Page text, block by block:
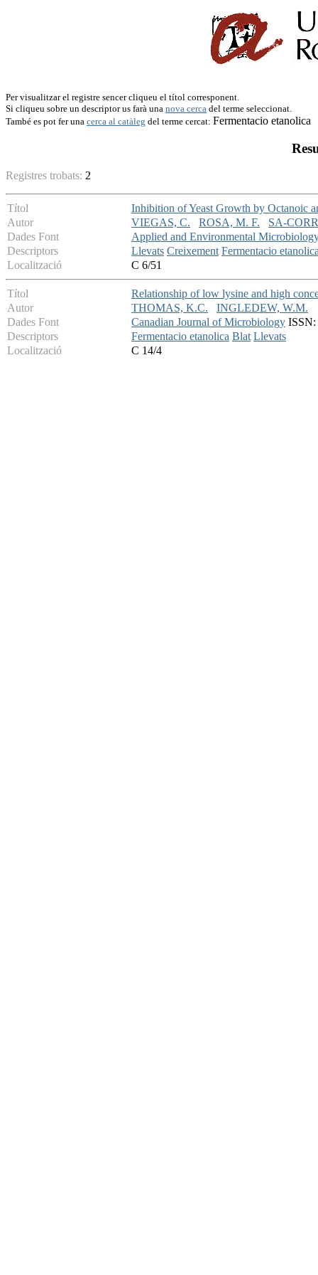
Per visualitzar el registre sencer cliqueu el títol corresponent.
Si cliqueu sobre un descriptor us farà una nova cerca del terme seleccionat.
També es pot fer una cerca al catàleg del terme cercat: Fermentacio etanolica
Registres trobats: 2
Títol
Inhibition of Yeast Growth by Octanoic
Autor
VIEGAS, C. ROSA, M. F.
SA-
Dades Font
Applied and Environmental
Descriptors
Llevats Creixement Fermentacio
Localització
C 6/51
Títol
Relationship of low lysine and high
Autor
THOMAS, K.C.
INGLEDEW, W.M.
Dades Font
Canadian Journal of Microbiology ISSN:
Descriptors
Fermentacio etanolica Blat Llevats
Localització
C 14/4